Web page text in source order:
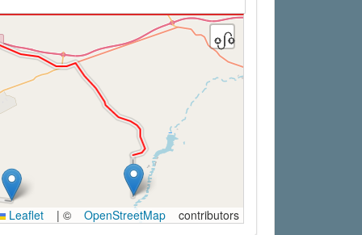
Leaflet | © OpenStreetMap contributors